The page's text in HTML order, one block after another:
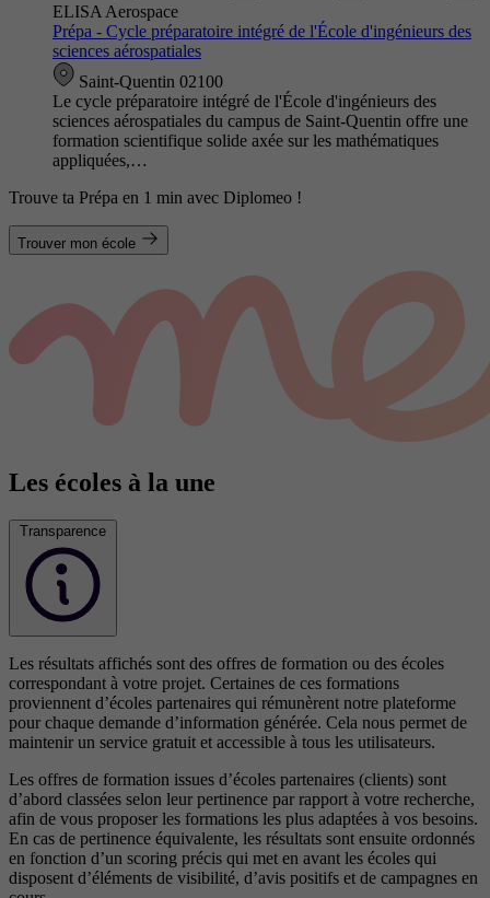
ELISA Aerospace
Prépa - Cycle préparatoire intégré de l'École d'ingénieurs des
sciences aérospatiales
Saint-Quentin 02100
Le cycle préparatoire intégré de l'École d'ingénieurs des
sciences aérospatiales du campus de Saint-Quentin offre une
formation scientifique solide axée sur les mathématiques
appliquées,…
Trouve ta Prépa en 1 min avec Diplomeo !
Trouver mon école
Les écoles à la une
Transparence
Les résultats affichés sont des offres de formation ou des écoles
correspondant à votre projet. Certaines de ces formations
proviennent d’écoles partenaires qui rémunèrent notre plateforme
pour chaque demande d’information générée. Cela nous permet de
maintenir un service gratuit et accessible à tous les utilisateurs.
Les offres de formation issues d’écoles partenaires (clients) sont
d’abord classées selon leur pertinence par rapport à votre recherche,
afin de vous proposer les formations les plus adaptées à vos besoins.
En cas de pertinence équivalente, les résultats sont ensuite ordonnés
en fonction d’un scoring précis qui met en avant les écoles qui
disposent d’éléments de visibilité, d’avis positifs et de campagnes en